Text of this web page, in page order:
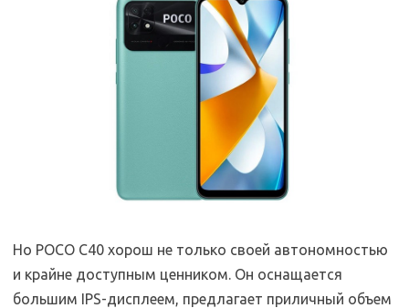
Но POCO C40 хорош не только своей автономностью
и крайне доступным ценником. Он оснащается
большим IPS-дисплеем, предлагает приличный объем